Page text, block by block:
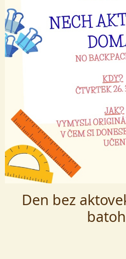
Den bez